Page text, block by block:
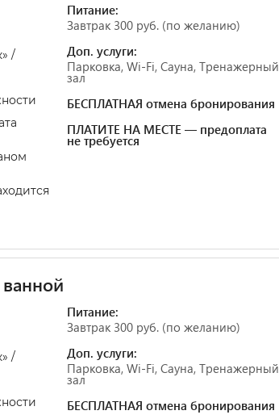
/
Питание:
Завтрак 300 руб. (по желанию)
Доп. услуги:
Парковка, Wi-Fi, Сауна, Тренажерный
зал
БЕСПЛАТНАЯ отмена бронирования
ПЛАТИТЕ НА МЕСТЕ — предоплата
не требуется
/
Питание:
Завтрак 300 руб. (по желанию)
Доп. услуги:
Парковка, Wi-Fi, Сауна, Тренажерный
зал
БЕСПЛАТНАЯ отмена бронирования